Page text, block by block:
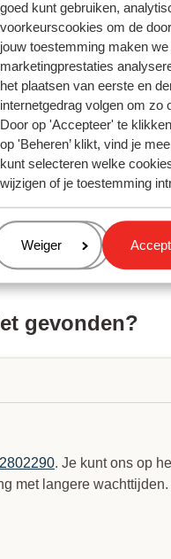
goed kunt gebruiken,
voorkeurscookies om de
jouw toestemming maken
marketingprestaties
het plaatsen van eerste en
internetgedrag volgen om zo
Door op 'Accepteer' te
op 'Beheren’ klikt, vind je
kunt selecteren welke
wijzigen of je toestemming
Beheren
Weiger
gevonden?
. Je kunt ons op
met langere wachttijden.